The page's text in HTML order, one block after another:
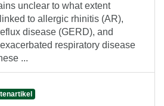
unclear to what extent
to allergic rhinitis (AR),
disease (GERD), and
respiratory disease
...